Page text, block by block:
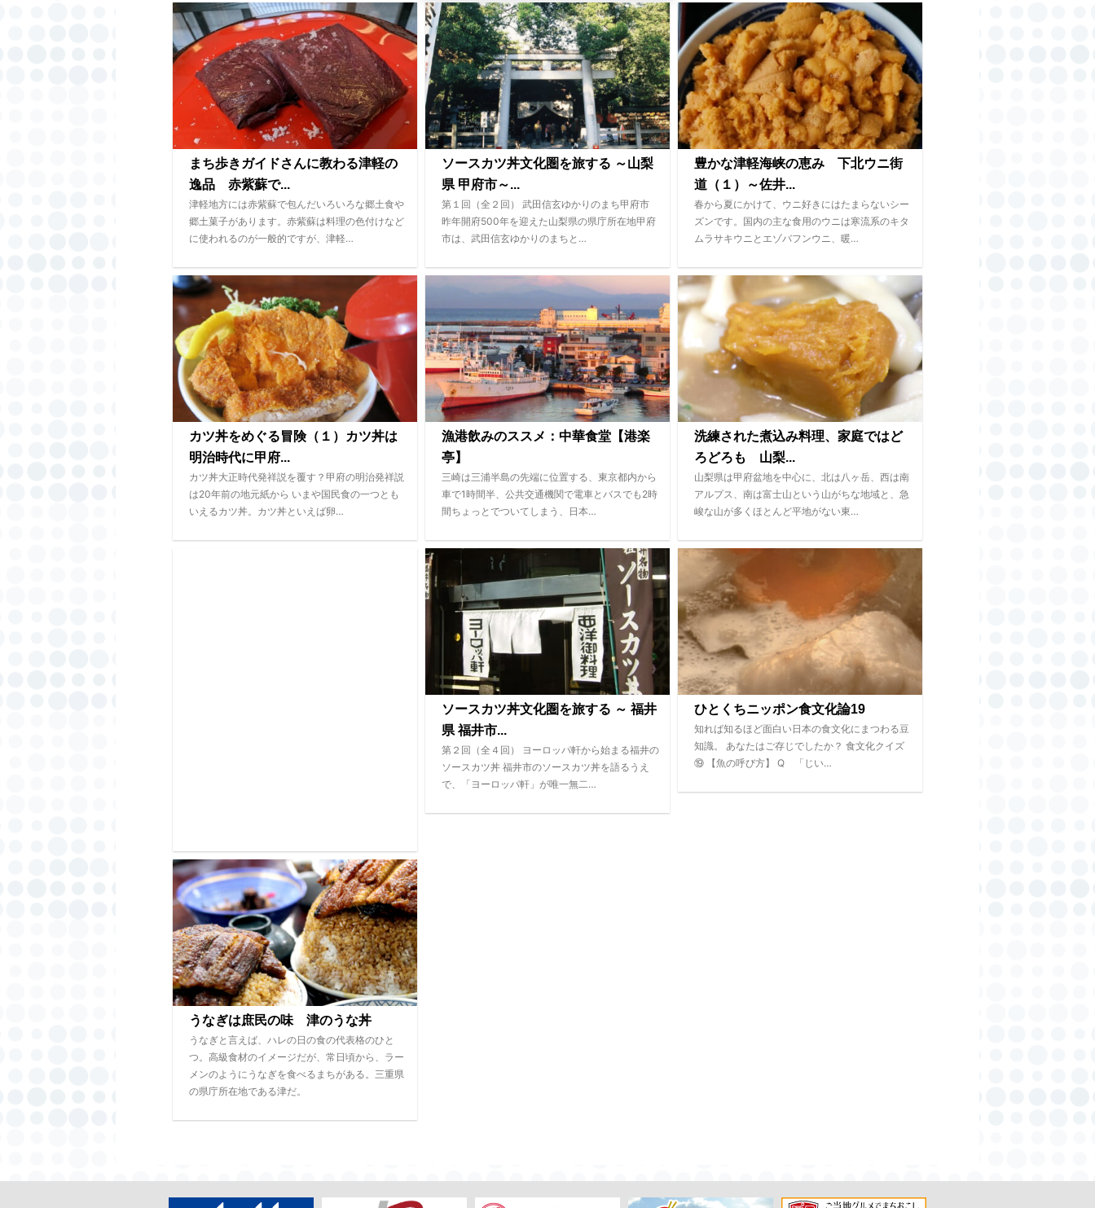
まち歩きガイドさんに教わる津軽の
逸品 赤紫蘇で...
津軽地方には赤紫蘇で包んだいろいろな郷土食や
郷土菓子があります。赤紫蘇は料理の色付けなど
に使われるのが一般的ですが、津軽…
ソースカツ丼文化圏を旅する ～山梨
県 甲府市～...
第１回（全２回） 武田信玄ゆかりのまち甲府市
昨年開府500年を迎えた山梨県の県庁所在地甲府
市は、武田信玄ゆかりのまちと…
豊かな津軽海峡の恵み 下北ウニ街
道（１）～佐井...
春から夏にかけて、ウニ好きにはたまらないシー
ズンです。国内の主な食用のウニは寒流系のキタ
ムラサキウニとエゾバフンウニ、暖…
カツ丼をめぐる冒険（１）カツ丼は
明治時代に甲府...
カツ丼大正時代発祥説を覆す？甲府の明治発祥説
は20年前の地元紙から いまや国民食の一つとも
いえるカツ丼。カツ丼といえば卵…
漁港飲みのススメ：中華食堂【港楽
亭】
三崎は三浦半島の先端に位置する、東京都内から
車で1時間半、公共交通機関で電車とバスでも2時
間ちょっとでついてしまう、日本…
洗練された煮込み料理、家庭ではど
ろどろも 山梨...
山梨県は甲府盆地を中心に、北は八ヶ岳、西は南
アルプス、南は富士山という山がちな地域と、急
峻な山が多くほとんど平地がない東…
ソースカツ丼文化圏を旅する ～ 福井
県 福井市...
第２回（全４回） ヨーロッパ軒から始まる福井の
ソースカツ丼 福井市のソースカツ丼を語るうえ
で、「ヨーロッパ軒」が唯一無二…
ひとくちニッポン食文化論19
知れば知るほど面白い日本の食文化にまつわる豆
知識。 あなたはご存じでしたか？ 食文化クイズ
⑲ 【魚の呼び方】 Q 「じい…
うなぎは庶民の味 津のうな丼
うなぎと言えば、ハレの日の食の代表格のひと
つ。高級食材のイメージだが、常日頃から、ラー
メンのようにうなぎを食べるまちがある。三重県
の県庁所在地である津だ。